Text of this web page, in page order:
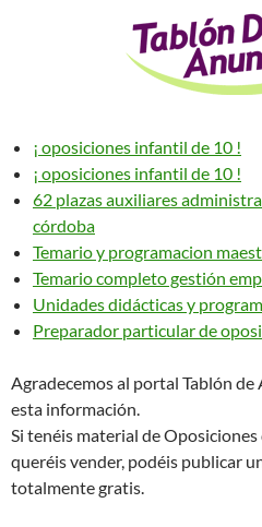
¡ oposiciones infantil de 10 !
¡ oposiciones infantil de 10 !
62 plazas auxiliares
córdoba
Temario y programacion
Temario completo gestión
Unidades didácticas y
Preparador particular de
Agradecemos al portal Tablón
esta información.
Si tenéis material de Oposiciones
queréis vender, podéis publicar
totalmente gratis.